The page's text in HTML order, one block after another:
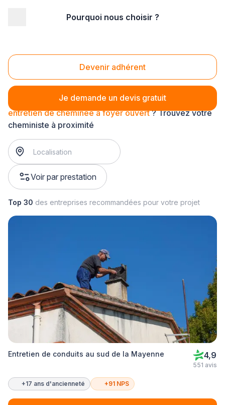
Pourquoi nous choisir ?
Devenir adhérent
Je demande un devis gratuit
Entretien de cheminée à foyer ouvert
entretien de cheminée à foyer ouvert? Trouvez votre
cheministe à proximité
Voir par prestation
Top 30 des entreprises recommandées pour votre projet
Entretien de conduits au sud de la Mayenne 4,9
551 avis
+17 ans d'ancienneté +91 NPS